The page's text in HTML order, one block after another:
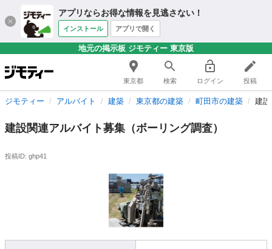
アプリならお得な情報を見逃さない！
インストール アプリで開く
地元の掲示板 ジモティー 東京版
東京都 検索 ログイン 投稿
ジモティー アルバイト 建築 東京都の建築 町田市の建築 建
建設関連アルバイト募集（ボーリング調査）
投稿ID: ghp41